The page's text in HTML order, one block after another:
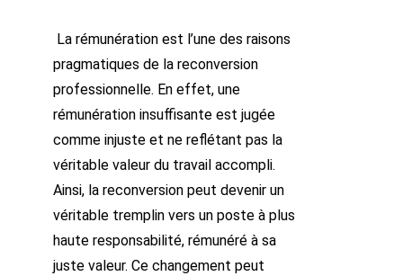
La rémunération est l’une des raisons
pragmatiques de la reconversion
professionnelle. En effet, une
rémunération insuffisante est jugée
comme injuste et ne reflétant pas la
véritable valeur du travail accompli.
Ainsi, la reconversion peut devenir un
véritable tremplin vers un poste à plus
haute responsabilité, rémunéré à sa
juste valeur. Ce changement peut